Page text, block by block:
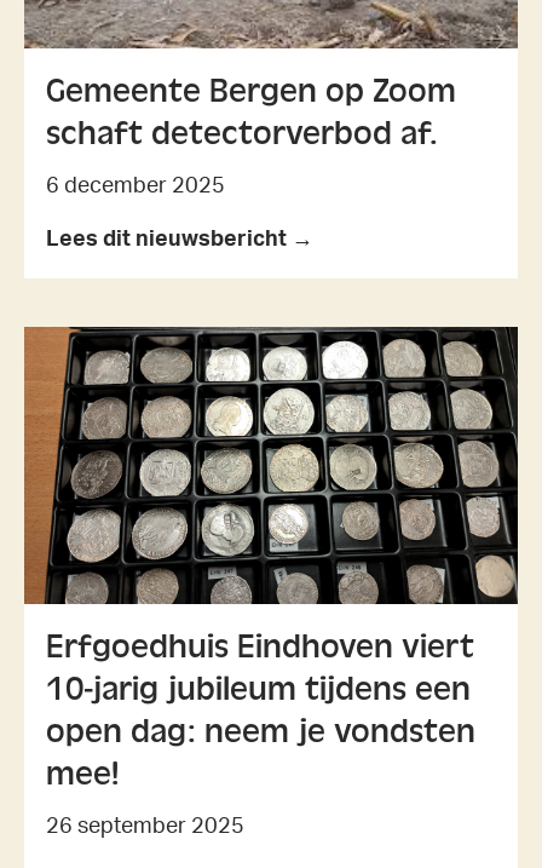
Gemeente Bergen op Zoom
schaft detectorverbod af.
6 december 2025
Lees dit nieuwsbericht →
Erfgoedhuis Eindhoven viert
10-jarig jubileum tijdens een
open dag: neem je vondsten
mee!
26 september 2025